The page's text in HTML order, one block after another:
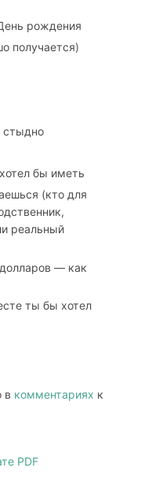
рождения
получается)
стыдно
бы иметь
(кто для
реальный
— как
ты бы хотел
в комментариях к
PDF